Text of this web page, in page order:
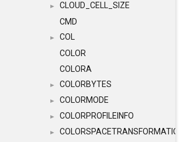
►
CLOUD_CELL_SIZE
CMD
►
COL
COLOR
COLORA
► COLORBYTES
► COLORMODE
► COLORPROFILEINFO
► COLORSPACETRANSFORMATION